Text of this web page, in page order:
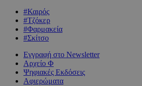
#Καιρός
#Τζόκερ
#Φαρμακεία
#Σκίτσο
Εγγραφή στο Newsletter
Αρχείο Φ
Ψηφιακές Εκδόσεις
Αφιερώματα